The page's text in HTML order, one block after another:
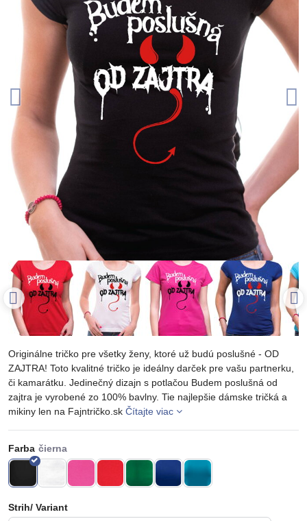
Originálne tričko pre všetky ženy, ktoré už budú poslušné - OD
ZAJTRA! Toto kvalitné tričko je ideálny darček pre vašu partnerku,
či kamarátku. Jedinečný dizajn s potlačou Budem poslušná od
zajtra je vyrobené zo 100% bavlny. Tie najlepšie dámske tričká a
mikiny len na Fajntričko.sk Čítajte viac
Farba
Strih/ Variant